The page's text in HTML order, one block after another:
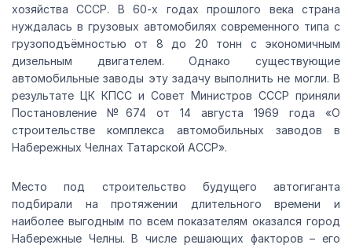
хозяйства СССР. В 60-х годах прошлого века страна
нуждалась в грузовых автомобилях современного типа с
грузоподъёмностью от 8 до 20 тонн с экономичным
дизельным двигателем. Однако существующие
автомобильные заводы эту задачу выполнить не могли. В
результате ЦК КПСС и Совет Министров СССР приняли
Постановление №674 от 14 августа 1969 года «О
строительстве комплекса автомобильных заводов в
Набережных Челнах Татарской АССР».
Место под строительство будущего автогиганта
подбирали на протяжении длительного времени и
наиболее выгодным по всем показателям оказался город
Набережные Челны. В числе решающих факторов – его